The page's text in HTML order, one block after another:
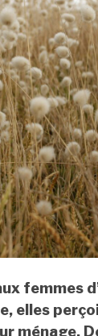
femmes
elles
ménage.